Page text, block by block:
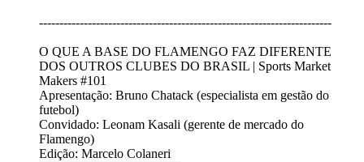
------------------------------------------------------------------------
O QUE A BASE DO FLAMENGO FAZ DIFERENTE
DOS OUTROS CLUBES DO BRASIL | Sports Market
Makers #101
Apresentação: Bruno Chatack (especialista em gestão do
futebol)
Convidado: Leonam Kasali (gerente de mercado do
Flamengo)
Edição: Marcelo Colaneri